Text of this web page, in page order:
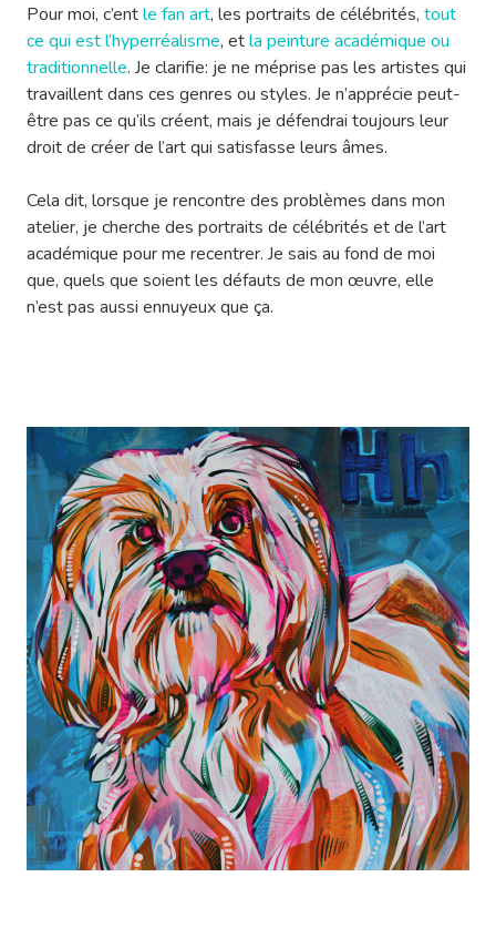
Pour moi, c’entle fan art, les portraits de célébrités, tout
ce qui est l’hyperréalisme, etla peinture académique ou
traditionnelle. Je clarifie: je ne méprise pas les artistes qui
travaillent dans ces genres ou styles. Je n’apprécie peut-
être pas ce qu’ils créent, mais je défendrai toujours leur
droit de créer de l’art qui satisfasse leurs âmes.
Cela dit, lorsque je rencontre des problèmes dans mon
atelier, je cherche des portraits de célébrités et de l’art
académique pour me recentrer. Je sais au fond de moi
que, quels que soient les défauts de mon œuvre, elle
n’est pas aussi ennuyeux que ça.